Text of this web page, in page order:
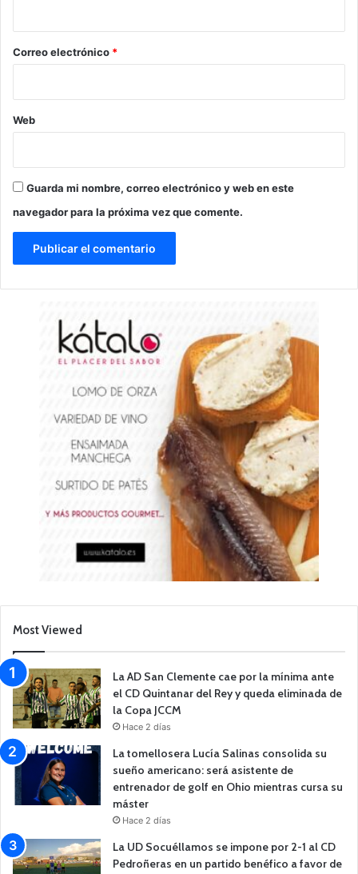
*
Correo electrónico *
Web
Guarda mi nombre, correo electrónico y web en este
navegador para la próxima vez que comente.
Most Viewed
La AD San Clemente cae por la mínima ante
el CD Quintanar del Rey y queda eliminada de
la Copa JCCM
Hace 2 días
La tomellosera Lucía Salinas consolida su
sueño americano: será asistente de
entrenador de golf en Ohio mientras cursa su
máster
Hace 2 días
La UD Socuéllamos se impone por 2-1 al CD
Pedroñeras en un partido benéfico a favor de